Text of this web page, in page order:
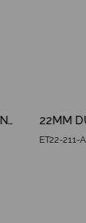
19MM DÜZ METAL YAYLI BUTON 1NO IP67
ET22-211-A